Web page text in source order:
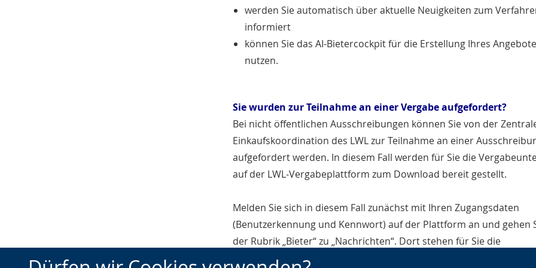
werden Sie automatisch über aktuelle Neuigkeiten zum
informiert
können Sie das AI-Bietercockpit für die Erstellung Ihres
nutzen.
Sie wurden zur Teilnahme an einer Vergabe aufgefordert?
Bei nicht öffentlichen Ausschreibungen können Sie von der
Einkaufskoordination des LWL zur Teilnahme an einer
aufgefordert werden. In diesem Fall werden für Sie die
auf der LWL-Vergabeplattform zum Download bereit gestellt.
Melden Sie sich in diesem Fall zunächst mit Ihren Zugangsdaten
(Benutzerkennung und Kennwort) auf der Plattform an und gehen
der Rubrik „Bieter“ zu „Nachrichten“. Dort stehen für Sie die
Vergabeunterlagen bereit!